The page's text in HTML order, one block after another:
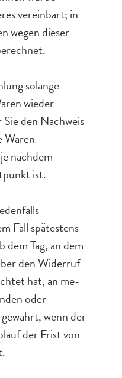
vereinbart; in
wegen dieser
solange
wieder
den Nachweis
Waren
nachdem
ist.
Fall spätestens
dem Tag, an dem
den Widerruf
hat, an me-
oder
wenn der
der Frist von